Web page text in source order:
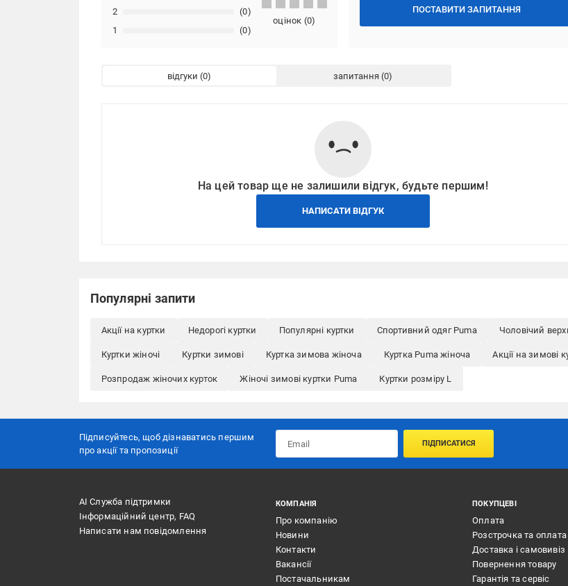
ПОСТАВИТИ ЗАПИТАННЯ
1 (0)
2 (0)
оцінок (0)
відгуки запитання
На цей товар ще не залишили відгук, будьте першим!
НАПИСАТИ ВІДГУК
Популярні запити
Акції на куртки Недорогі куртки Популярні куртки Спортивний одяг Puma Чоловічий
Куртки жіночі Куртки зимові Куртка зимова жіноча Куртка Puma жіноча Акції на зимові
Розпродаж жіночих курток Жіночі зимові куртки Puma Куртки розміру L
Підписуйтесь, щоб дізнаватись першим
про акції та пропозиції
ПІДПИСАТИСЯ
АІ Служба підтримки
Інформаційний центр, FAQ
Написати нам повідомлення
КОМПАНІЯ
Про компанію
Новини
Контакти
Вакансії
Постачальникам
ПОКУПЦЕВІ
Оплата
Розстрочка та
Доставка і самовивіз
Повернення товару
Гарантія та сервіс